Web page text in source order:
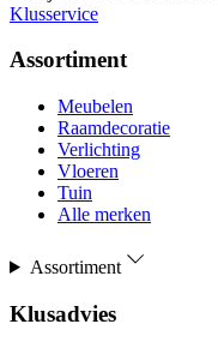
Klusservice
Assortiment
Meubelen
Raamdecoratie
Verlichting
Vloeren
Tuin
Alle merken
Assortiment
Klusadvies